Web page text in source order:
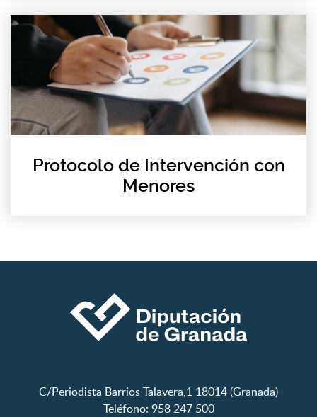
Protocolo de Intervención con
Menores
C/Periodista Barrios Talavera,1 18014 (Granada)
Teléfono: 958 247 500